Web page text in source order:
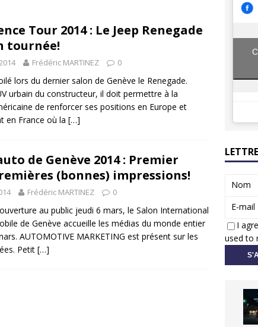
dévoile un spot publicitaire… confiné! ACTUS
Tour 2014 : Le Jeep Renegade
tournée!
Frédéric MARTINEZ 0
lors du dernier salon de Genève le Renegade.
urbain du constructeur, il doit permettre à la
de renforcer ses positions en Europe et
en France où la […]
de Genève 2014 : Premier
(bonnes) impressions!
Frédéric MARTINEZ 0
au public jeudi 6 mars, le Salon International
de Genève accueille les médias du monde entier
AUTOMOTIVE MARKETING est présent sur les
Petit […]
Nom
E-mail
I
used to